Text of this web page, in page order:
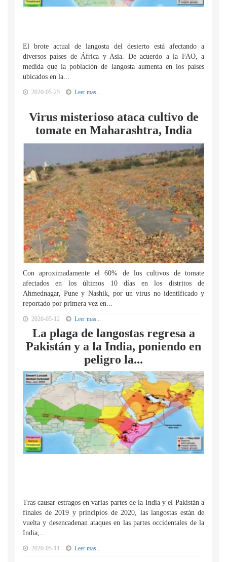
El brote actual de langosta del desierto está afectando a
diversos países de África y Asia. De acuerdo a la FAO, a
medida que la población de langosta aumenta en los países
ubicados en la...
2020-05-25 Leer mas...
Virus misterioso ataca cultivo de
tomate en Maharashtra, India
Con aproximadamente el 60% de los cultivos de tomate
afectados en los últimos 10 días en los distritos de
Ahmednagar, Pune y Nashik, por un virus no identificado y
reportado por primera vez en...
2020-05-12 Leer mas...
La plaga de langostas regresa a
Pakistán y a la India, poniendo en
peligro la...
Tras causar estragos en varias partes de la India y el Pakistán a
finales de 2019 y principios de 2020, las langostas están de
vuelta y desencadenan ataques en las partes occidentales de la
India,...
2020-05-11 Leer mas...